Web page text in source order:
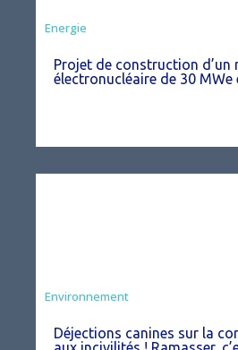
Energie
Projet de construction d’un
électronucléaire de 30 MWe
Environnement
Déjections canines sur la